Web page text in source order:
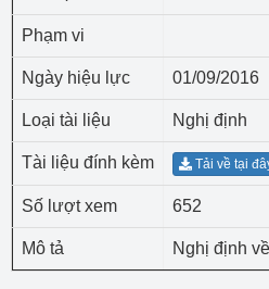
Phạm vi
Ngày hiệu lực 01/09/2016
Loại tài liệu Nghị định
Tài liệu đính kèm Tải về tại
Số lượt xem 652
Mô tả Nghị định